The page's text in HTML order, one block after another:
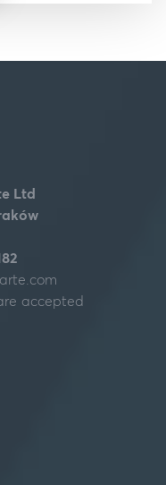
Ltd
accepted